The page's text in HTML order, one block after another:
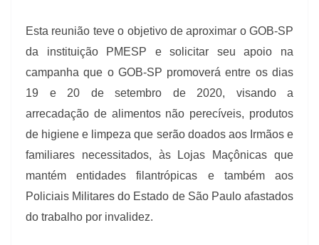
Esta reunião teve o objetivo de aproximar o GOB-SP
da instituição PMESP e solicitar seu apoio na
campanha que o GOB-SP promoverá entre os dias
19 e 20 de setembro de 2020, visando a
arrecadação de alimentos não perecíveis, produtos
de higiene e limpeza que serão doados aos Irmãos e
familiares necessitados, às Lojas Maçônicas que
mantém entidades filantrópicas e também aos
Policiais Militares do Estado de São Paulo afastados
do trabalho por invalidez.